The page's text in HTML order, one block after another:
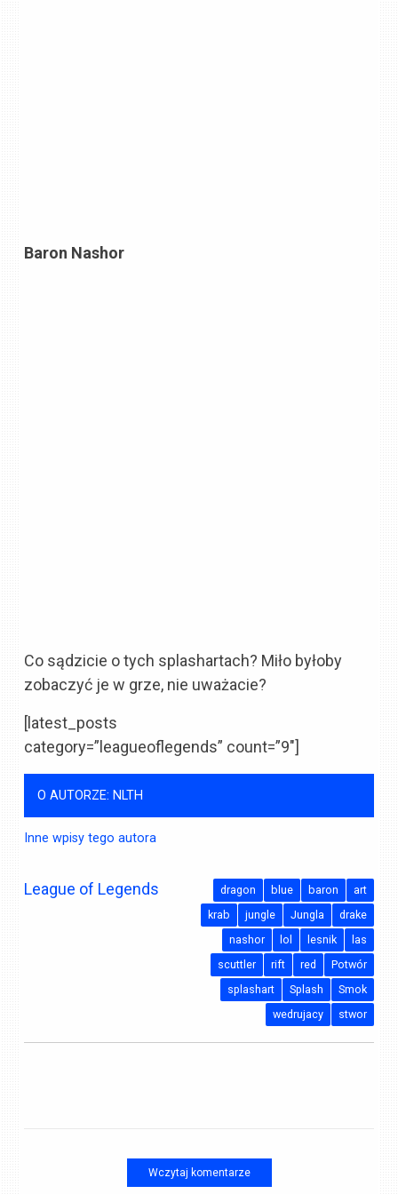
Baron Nashor
Co sądzicie o tych splashartach? Miło byłoby
zobaczyć je w grze, nie uważacie?
[latest_posts
category=”leagueoflegends” count=”9″]
O AUTORZE: NLTH
Inne wpisy tego autora
League of Legends art
baron
blue
dragon
drake
Jungla
jungle
krab
las
lesnik
lol
nashor
Potwór
red
rift
scuttler
Smok
Splash
splashart
stwor
wedrujacy
Wczytaj komentarze